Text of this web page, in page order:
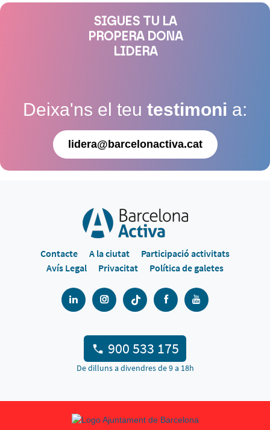
SIGUES TU LA
PROPERA DONA
LIDERA
Deixa'ns el teu testimoni a:
lidera@barcelonactiva.cat
Contacte A la ciutat
Participació activitats
Avís Legal
Privacitat Política de galetes
900 533 175
De dilluns a divendres de 9 a 18h